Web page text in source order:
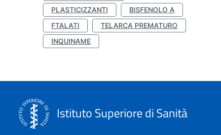
PLASTICIZZANTI
BISFENOLO A
FTALATI
TELARCA PREMATURO
INQUINAME
Istituto Superiore di Sanità